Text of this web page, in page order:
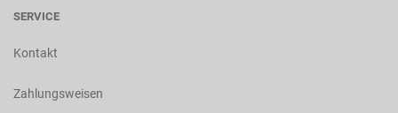
SERVICE
Kontakt
Zahlungsweisen